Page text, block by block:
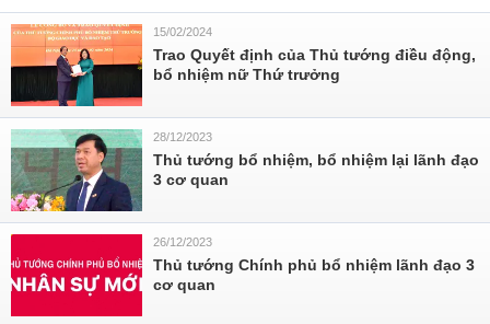
15/02/2024
Trao Quyết định của Thủ tướng điều động,
bổ nhiệm nữ Thứ trưởng
28/12/2023
Thủ tướng bổ nhiệm, bổ nhiệm lại lãnh đạo
3 cơ quan
26/12/2023
Thủ tướng Chính phủ bổ nhiệm lãnh đạo 3
cơ quan